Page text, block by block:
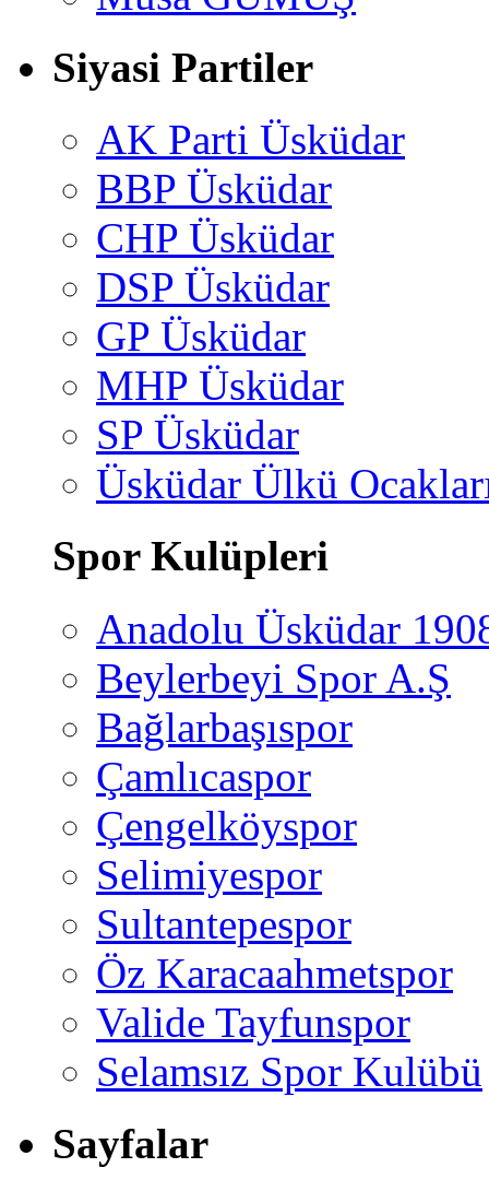
Siyasi Partiler
AK Parti Üsküdar
BBP Üsküdar
CHP Üsküdar
DSP Üsküdar
GP Üsküdar
MHP Üsküdar
SP Üsküdar
Üsküdar Ülkü
Spor Kulüpleri
Anadolu Üsküdar
Beylerbeyi Spor A.Ş
Bağlarbaşıspor
Çamlıcaspor
Çengelköyspor
Selimiyespor
Sultantepespor
Öz Karacaahmetspor
Valide Tayfunspor
Selamsız Spor Kulübü
Sayfalar